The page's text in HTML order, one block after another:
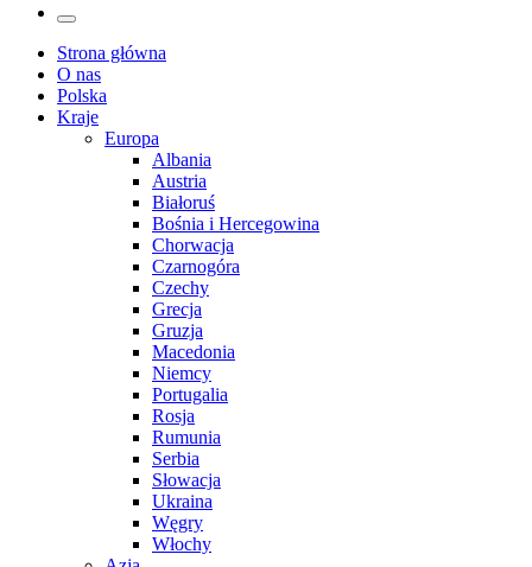
Strona główna
O nas
Polska
Kraje
Europa
Albania
Austria
Białoruś
Bośnia i Hercegowina
Chorwacja
Czarnogóra
Czechy
Grecja
Gruzja
Macedonia
Niemcy
Portugalia
Rosja
Rumunia
Serbia
Słowacja
Ukraina
Węgry
Włochy